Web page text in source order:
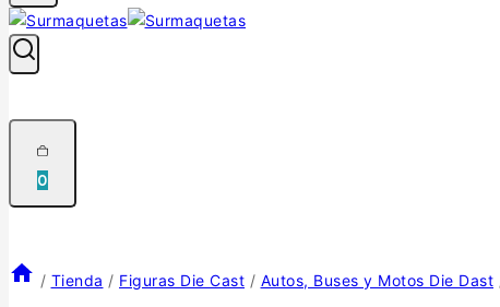
0
/ Tienda / Figuras Die Cast / Autos, Buses y Motos Die Dast